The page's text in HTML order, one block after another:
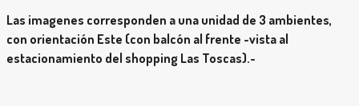
Las imagenes corresponden a una unidad de 3 ambientes,
con orientación Este (con balcón al frente -vista al
estacionamiento del shopping Las Toscas).-